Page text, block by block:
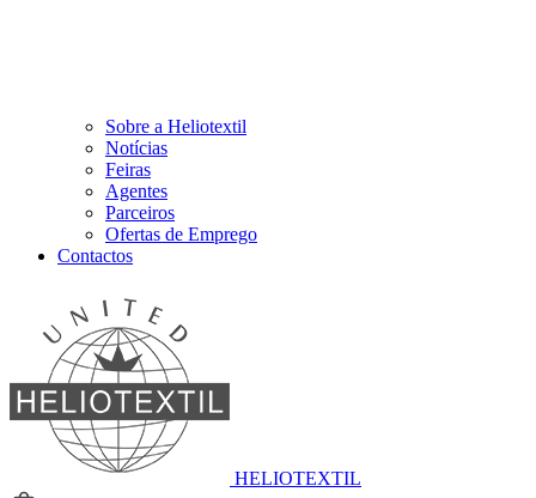
Sobre a Heliotextil
Notícias
Feiras
Agentes
Parceiros
Ofertas de Emprego
Contactos
HELIOTEXTIL